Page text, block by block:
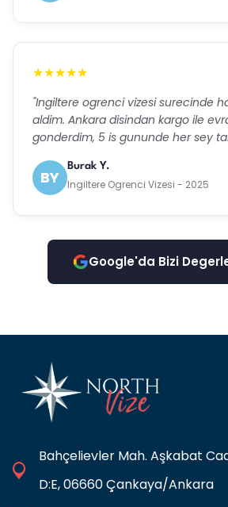
★★★★★
"Ingiltere ogrenci vizesi surecinde
aldim. Ankara disindan kargo ile
gonderdim, 5 is gununde her sey
BY
Burak Y.
Ingiltere Ogrenci Vizesi - 2025
Google'da Bizi
Bahçelievler Mah. Aşkabat
D:E, 06660 Çankaya/Ankara